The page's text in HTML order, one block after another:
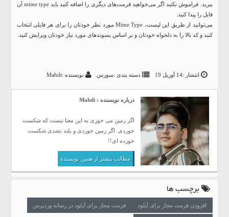
ببرید. فراموش نکنید اگر می‌خواهید فرمت‌های دیگری را اضافه کنید باید mime type آن
فایل را پیدا کنید.
می‌توانید از طریق این لیست
، Mime Type مورد نظر خودتان را برای هر فایلی انتخاب
کنید و کد بالا را به دلخواه خودتان و بر اساس پسوند‌های مورد نیاز خودتان ویرایش کنید.
انتشار :14 آوریل 19 دسته بندی :سورس نویسنده :Mahdi
درباره نویسنده : Mahdi
اگر زمین می خوری به این معنا نیست که شکست
خوردی. اگر زمین خوردی و بلند نشدی شکست
خورده ای!!
مطالب بیشتر از همین نویسنده
برچسب ها
افزودن فرمت مجاز برای آپلود فرمت مجاز برای آپلود در رسانه وردپرس